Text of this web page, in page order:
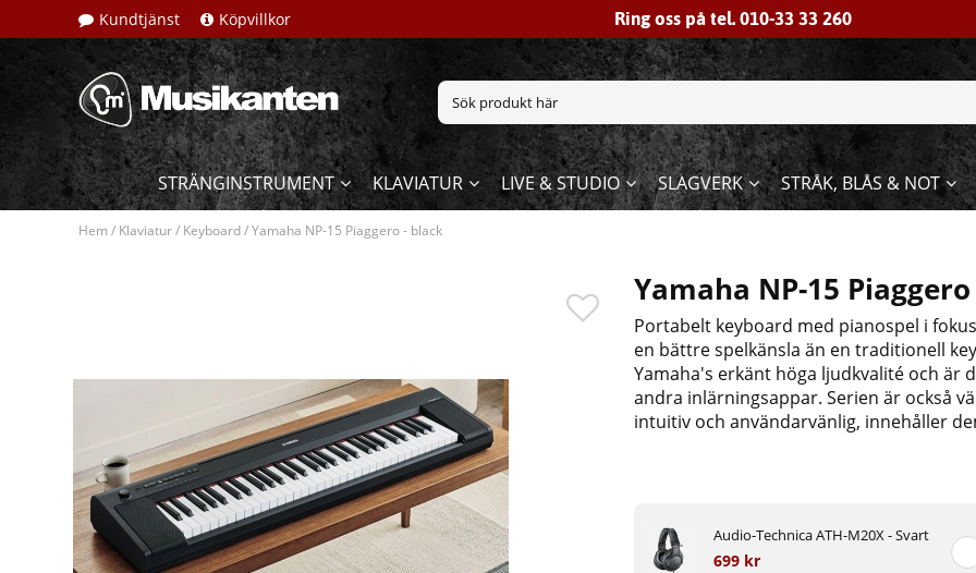
Kundtjänst Köpvillkor Ring oss på tel. 010-33 33 260
STRÄNGINSTRUMENT KLAVIATUR LIVE & STUDIO SLAGVERK STRÅK, BLÅS & NOT
Hem / Klaviatur/ Keyboard/Yamaha NP-15 Piaggero - black
Yamaha NP-15
Portabelt keyboard med pianospel i
en bättre spelkänsla än en traditionell
Yamaha's erkänt höga ljudkvalité och är
andra inlärningsappar. Serien är också
intuitiv och användarvänlig, innehåller
Audio-Technica ATH-M20X - Svart
699 kr